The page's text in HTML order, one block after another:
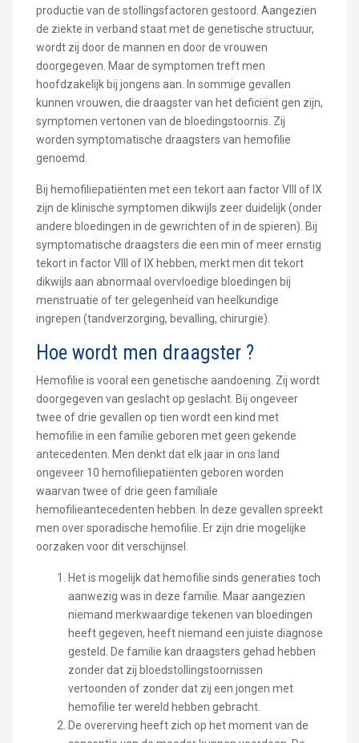
productie van de stollingsfactoren gestoord. Aangezien
de ziekte in verband staat met de genetische structuur,
wordt zij door de mannen en door de vrouwen
doorgegeven. Maar de symptomen treft men
hoofdzakelijk bij jongens aan. In sommige gevallen
kunnen vrouwen, die draagster van het deficiënt gen zijn,
symptomen vertonen van de bloedingstoornis. Zij
worden symptomatische draagsters van hemofilie
genoemd.
Bij hemofiliepatiënten met een tekort aan factor VIII of IX
zijn de klinische symptomen dikwijls zeer duidelijk (onder
andere bloedingen in de gewrichten of in de spieren). Bij
symptomatische draagsters die een min of meer ernstig
tekort in factor VIII of IX hebben, merkt men dit tekort
dikwijls aan abnormaal overvloedige bloedingen bij
menstruatie of ter gelegenheid van heelkundige
ingrepen (tandverzorging, bevalling, chirurgie).
Hoe wordt men draagster ?
Hemofilie is vooral een genetische aandoening. Zij wordt
doorgegeven van geslacht op geslacht. Bij ongeveer
twee of drie gevallen op tien wordt een kind met
hemofilie in een familie geboren met geen gekende
antecedenten. Men denkt dat elk jaar in ons land
ongeveer 10 hemofiliepatiënten geboren worden
waarvan twee of drie geen familiale
hemofilieantecedenten hebben. In deze gevallen spreekt
men over sporadische hemofilie. Er zijn drie mogelijke
oorzaken voor dit verschijnsel.
Het is mogelijk dat hemofilie sinds generaties toch
aanwezig was in deze familie. Maar aangezien
niemand merkwaardige tekenen van bloedingen
heeft gegeven, heeft niemand een juiste diagnose
gesteld. De familie kan draagsters gehad hebben
zonder dat zij bloedstollingstoornissen
vertoonden of zonder dat zij een jongen met
hemofilie ter wereld hebben gebracht.
De overerving heeft zich op het moment van de